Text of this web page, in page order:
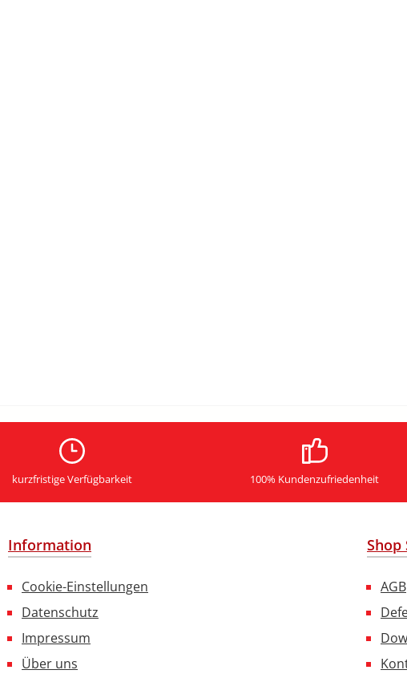
kurzfristige Verfügbarkeit 100% Kundenzufriedenheit
Information
Cookie-Einstellungen
Datenschutz
Impressum
Über uns
Shop
AGB